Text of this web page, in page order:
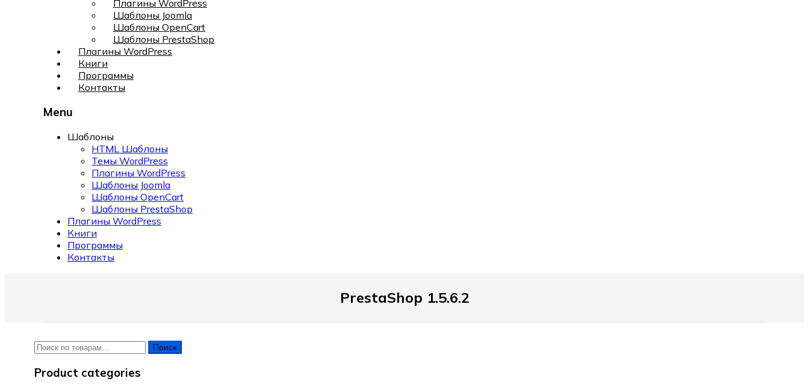
Плагины WordPress
Шаблоны Joomla
Шаблоны OpenCart
Шаблоны PrestaShop
Плагины WordPress
Книги
Программы
Контакты
Menu
Шаблоны
HTML Шаблоны
Темы WordPress
Плагины WordPress
Шаблоны Joomla
Шаблоны OpenCart
Шаблоны PrestaShop
Плагины WordPress
Книги
Программы
Контакты
PrestaShop 1.5.6.2
Искать: Поиск
Product categories